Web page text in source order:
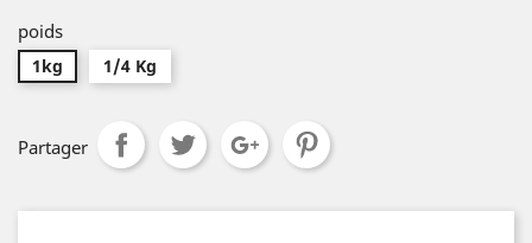
poids
1kg 1/4 Kg
Partager